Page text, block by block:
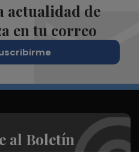
actualidad de
en tu correo
al Boletín